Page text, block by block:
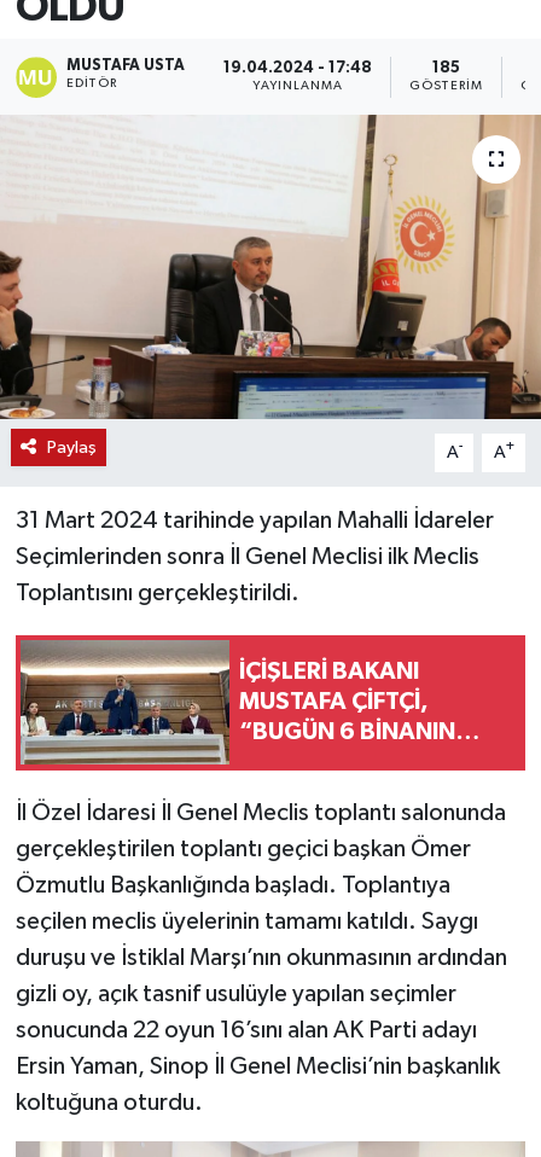
MUSTAFA USTA
EDITÖR
19.04.2024 - 17:48
YAYINLANMA
185
GÖSTERIM
Paylaş A- A+
31 Mart 2024 tarihinde yapılan Mahalli İdareler
Seçimlerinden sonra İl Genel Meclisi ilk Meclis
Toplantısını gerçekleştirildi.
İÇİŞLERİ BAKANI
MUSTAFA ÇİFTÇİ,
“BUGÜN 6 BİNANIN
MALİYETİ DE 525
MİLYONU BULUYOR”
İl Özel İdaresi İl Genel Meclis toplantı salonunda
gerçekleştirilen toplantı geçici başkan Ömer
Özmutlu Başkanlığında başladı. Toplantıya
seçilen meclis üyelerinin tamamı katıldı. Saygı
duruşu ve İstiklal Marşı’nın okunmasının ardından
gizli oy, açık tasnif usulüyle yapılan seçimler
sonucunda 22 oyun 16’sını alan AK Parti adayı
Ersin Yaman, Sinop İl Genel Meclisi’nin başkanlık
koltuğuna oturdu.